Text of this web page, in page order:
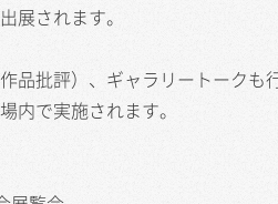
展されます。
品批評）、ギャラリートーク
内で実施されます。